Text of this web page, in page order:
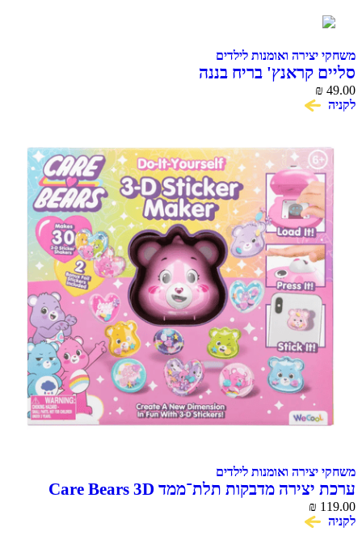
משחקי יצירה ואומנות לילדים
סליים קראנץ' בריח בננה
₪ 49.00
לקניה
משחקי יצירה ואומנות לילדים
ערכת יצירה מדבקות תלת־ממד Care Bears 3D
Sticker Maker
₪ 119.00
לקניה